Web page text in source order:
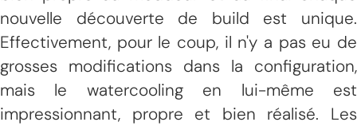
nouvelle découverte de build est unique.
Effectivement, pour le coup, il n'y a pas eu de
grosses modifications dans la configuration,
mais le watercooling en lui-même est
impressionnant, propre et bien réalisé. Les